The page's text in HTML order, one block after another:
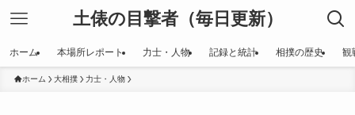
土俵の目撃者（毎日更新）
ホーム 本場所レポート 力士・人物 記録と統計 相撲の歴史 観
ホーム 大相撲 力士・人物